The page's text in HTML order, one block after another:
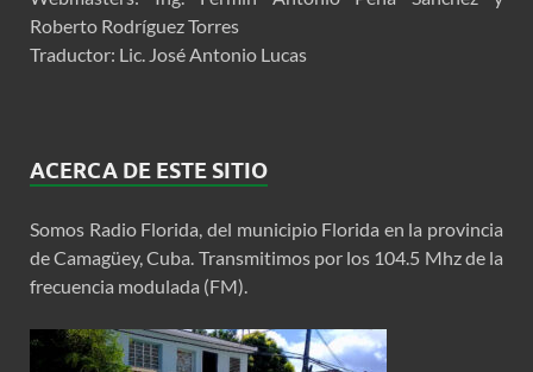
Roberto Rodríguez Torres
Traductor: Lic. José Antonio Lucas
ACERCA DE ESTE SITIO
Somos Radio Florida, del municipio Florida en la provincia
de Camagüey, Cuba. Transmitimos por los 104.5 Mhz de la
frecuencia modulada (FM).